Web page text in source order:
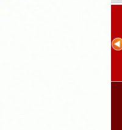
história e consolida